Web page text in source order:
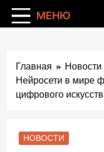
МЕНЮ
Главная
Новости
Нейросети в мире
цифрового
НОВОСТИ